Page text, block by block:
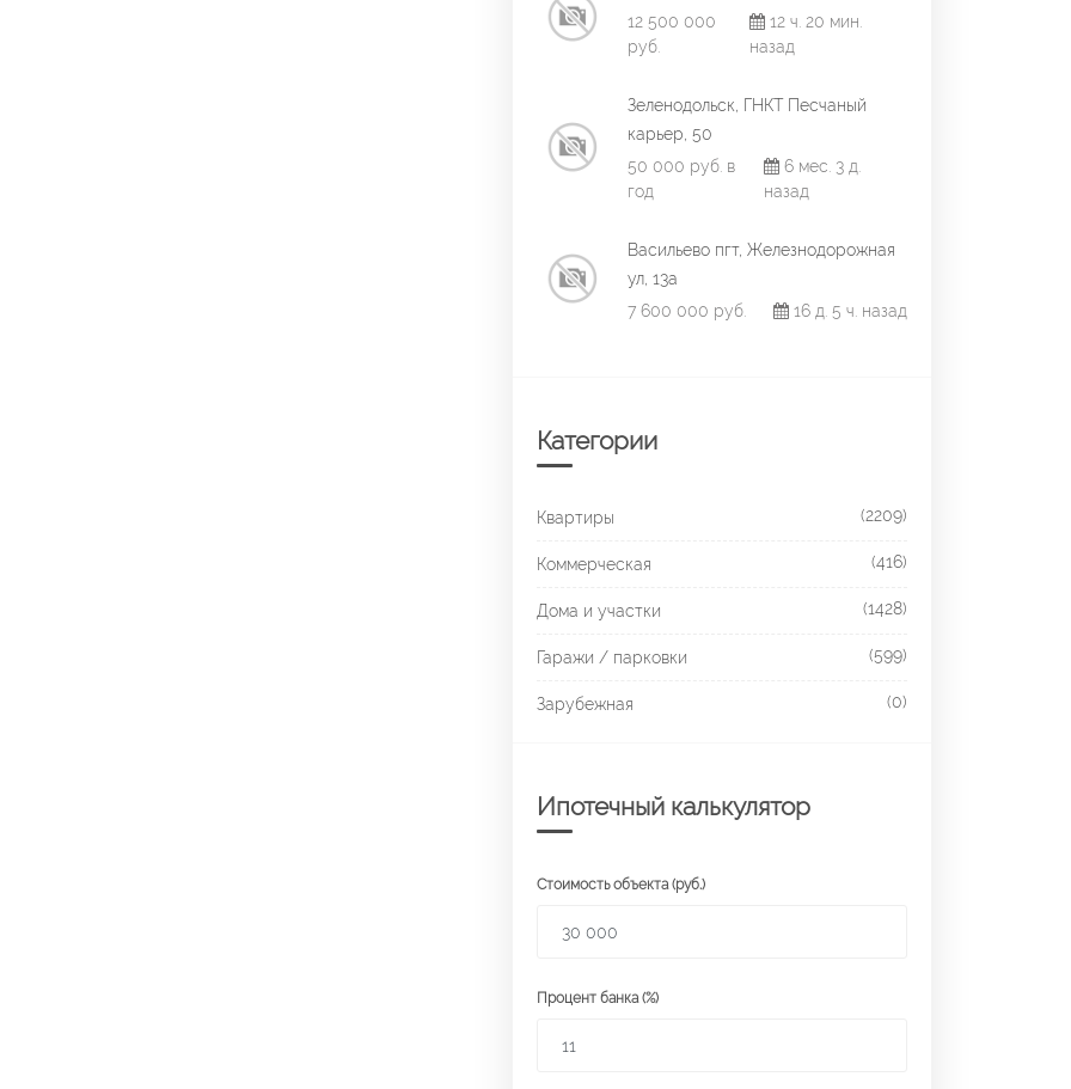
12 500 000
руб.
12 ч. 20 мин.
назад
Зеленодольск, ГНКТ Песчаный
карьер, 50
50 000 руб. в
год
6 мес. 3 д.
назад
Васильево пгт, Железнодорожная
ул, 13а
7 600 000 руб.
16 д. 5 ч. назад
Категории
Квартиры (2209)
Коммерческая (416)
Дома и участки (1428)
Гаражи / парковки (599)
Зарубежная (0)
Ипотечный калькулятор
Стоимость объекта (руб.)
Процент банка (%)